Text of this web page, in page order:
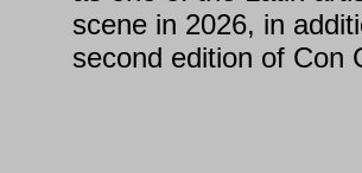
scene in 2026, in
second edition of Con